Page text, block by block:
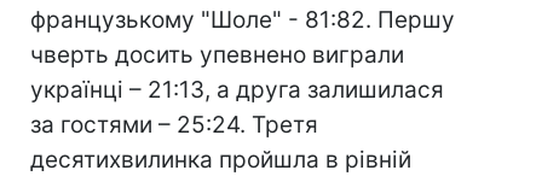
французькому "Шоле" - 81:82. Першу
чверть досить упевнено виграли
українці – 21:13, а друга залишилася
за гостями – 25:24. Третя
десятихвилинка пройшла в рівній